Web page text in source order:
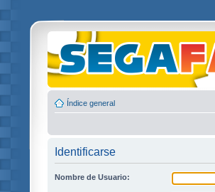
Índice general
Identificarse
Nombre de Usuario: